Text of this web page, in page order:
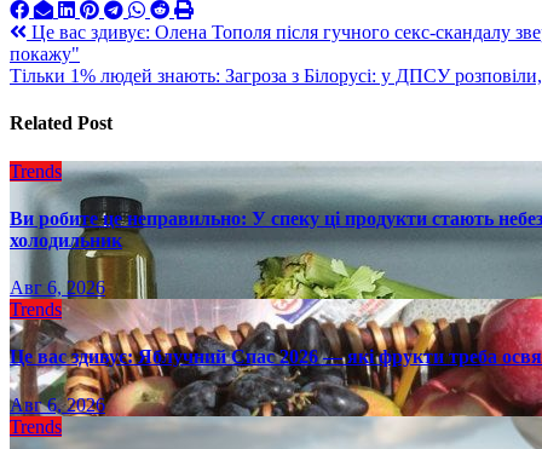
Навигация
по
Це вас здивує: Олена Тополя після гучного секс-скандалу
покажу"
Тільки 1% людей знають: Загроза з Білорусі: у ДПСУ
Related Post
Trends
Ви робите це неправильно: У спеку ці продукти стають
холодильник
Авг 6, 2026
Trends
Це вас здивує: Яблучний Спас 2026 — які фрукти треба
Авг 6, 2026
Trends